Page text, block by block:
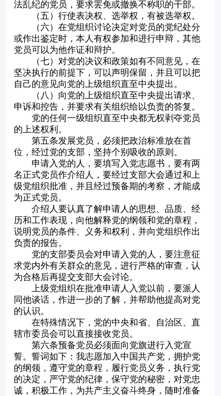
法乱纪的党员，要求罢免或撤换不称职的干部。
（五）行使表决权、选举权，有被选举权。
（六）在党组织讨论决定对党员的党纪处分
或作出鉴定时，本人有权参加和进行申辩，其他
党员可以为他作证和辩护。
（七）对党的决议和政策如有不同意见，在
坚决执行的前提下，可以声明保留，并且可以把
自己的意见向党的上级组织直至中央提出。
（八）向党的上级组织直至中央提出请求、
申诉和控告，并要求有关组织给以负责的答复。
党的任何一级组织直至中央都无权剥夺党员
的上述权利。
第五条发展党员，必须把政治标准放在首
位，经过党的支部，坚持个别吸收的原则。
申请入党的人，要填写入党志愿书，要有两
名正式党员作介绍人，要经过支部大会通过和上
级党组织批准，并且经过预备期的考察，才能成
为正式党员。
介绍人要认真了解申请人的思想、品质、经
历和工作表现，向他解释党的纲领和党的章程，
说明党员的条件、义务和权利，并向党组织作出
负责的报告。
党的支部委员会对申请入党的人，要注意征
求党内外有关群众的意见，进行严格的审查，认
为合格后再提交支部大会讨论。
上级党组织在批准申请人入党以前，要派人
同他谈话，作进一步的了解，并帮助他提高对党
的认识。
在特殊情况下，党的中央和省、自治区、直
辖市委员会可以直接接收党员。
第六条预备党员必须面向党旗进行入党宣
誓。誓词如下：我志愿加入中国共产党，拥护党
的纲领，遵守党的章程，履行党员义务，执行党
的决定，严守党的纪律，保守党的秘密，对党忠
诚，积极工作，为共产主义奋斗终身，随时准备